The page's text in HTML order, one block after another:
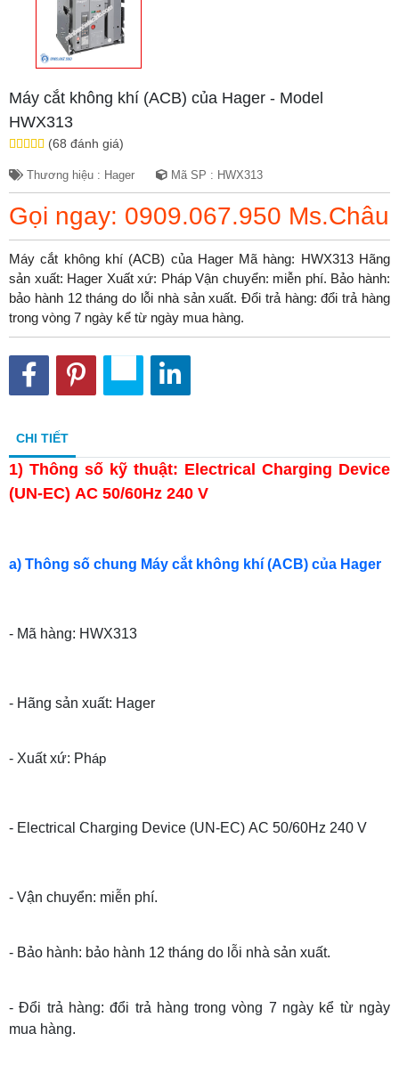
Máy cắt không khí (ACB) của Hager - Model
HWX313
(68 đánh giá)
Thương hiệu : Hager Mã SP : HWX313
Gọi ngay: 0909.067.950 Ms.Châu
Máy cắt không khí (ACB) của Hager Mã hàng: HWX313 Hãng
sản xuất: Hager Xuất xứ: Pháp Vận chuyển: miễn phí. Bảo hành:
bảo hành 12 tháng do lỗi nhà sản xuất. Đổi trả hàng: đổi trả hàng
trong vòng 7 ngày kể từ ngày mua hàng.
CHI TIẾT
1) Thông số kỹ thuật: Electrical Charging Device
(UN-EC) AC 50/60Hz 240 V
a) Thông số chung Máy cắt không khí (ACB) của Hager
- Mã hàng: HWX313
- Hãng sản xuất: Hager
- Xuất xứ: Pháp
- Electrical Charging Device (UN-EC) AC 50/60Hz 240 V
- Vận chuyển: miễn phí.
- Bảo hành: bảo hành 12 tháng do lỗi nhà sản xuất.
- Đổi trả hàng: đổi trả hàng trong vòng 7 ngày kể từ ngày
mua hàng.